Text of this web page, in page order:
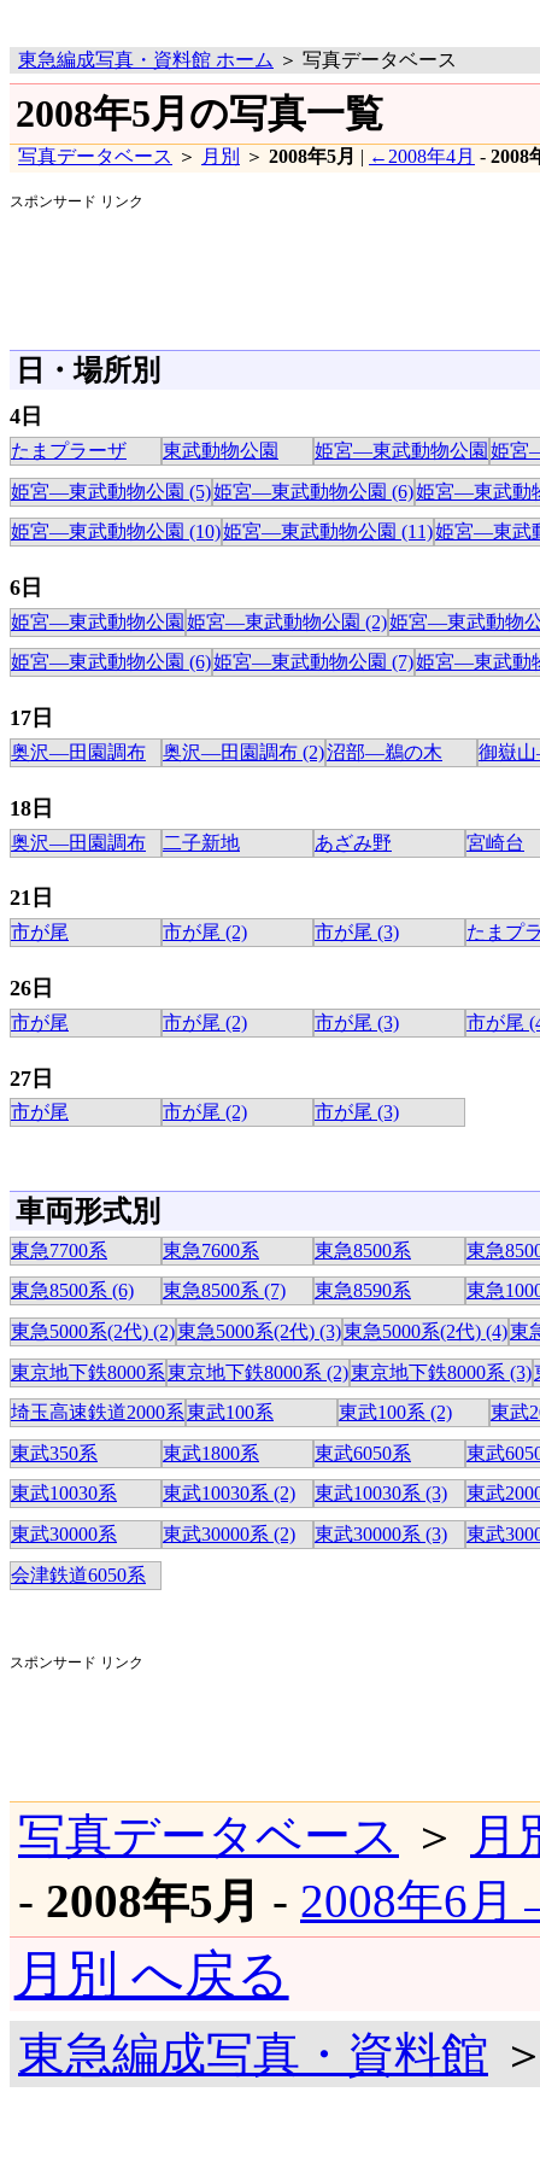
東急編成写真・資料館 ホーム ＞ 写真データベース
2008年5月の写真一覧
写真データベース ＞ 月別 ＞ 2008年5月 | ←2008年4月 - 2008
スポンサード リンク
日・場所別
4日
たまプラーザ 東武動物公園 姫宮―東武動物公園 姫宮
姫宮―東武動物公園 (5)姫宮―東武動物公園 (6)姫宮―東武動
姫宮―東武動物公園 (10)姫宮―東武動物公園 (11)姫宮―東武
6日
姫宮―東武動物公園 姫宮―東武動物公園 (2)姫宮―東武動物
姫宮―東武動物公園 (6)姫宮―東武動物公園 (7)姫宮―東武動
17日
奥沢―田園調布 奥沢―田園調布 (2)沼部―鵜の木 御嶽
18日
奥沢―田園調布 二子新地 あざみ野 宮崎台
21日
市が尾 市が尾 (2) 市が尾 (3) たまプ
26日
市が尾 市が尾 (2) 市が尾 (3) 市が尾
27日
市が尾 市が尾 (2) 市が尾 (3)
車両形式別
東急7700系 東急7600系 東急8500系
東急
東急8500系 (6)
東急8500系 (7) 東急8590系
東急
東急5000系(2代) (2)東急5000系(2代) (3)東急5000系(2代) (4)東
東京地下鉄8000系東京地下鉄8000系 (2)東京地下鉄8000系 (3)
埼玉高速鉄道2000系東武100系 東武100系 (2)
東武
東武350系
東武1800系 東武6050系
東武
東武10030系
東武10030系 (2) 東武10030系 (3)
東武
東武30000系
東武30000系 (2) 東武30000系 (3)
東武
会津鉄道6050系
スポンサード リンク
写真データベース ＞
月
- 2008年5月 - 2008年6
月別 へ戻る
東急編成写真・資料館